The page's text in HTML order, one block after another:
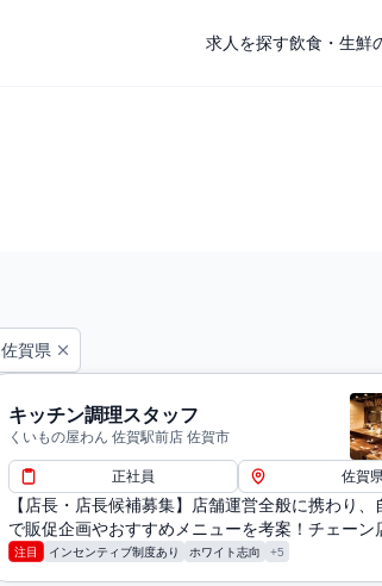
求人を探す飲食・生鮮
佐賀県
キッチン調理スタッフ
くいもの屋わん 佐賀駅前店 佐賀市
正社員 佐賀
【店長・店長候補募集】店舗運営全般に携わり、
で販促企画やおすすめメニューを考案！チェーン
がら個性を活かせるチャンスです。
注目 インセンティブ制度あり ホワイト志向 +5